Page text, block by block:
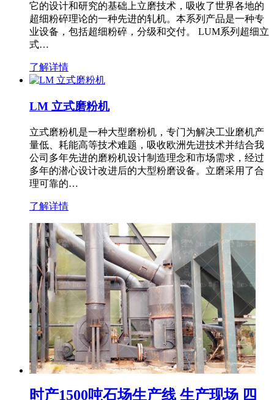
它的设计和研究的基础上立磨技术，吸收了世界各地的
超细粉碎理论的一种先进的轧机。本系列产品是一种专
业设备，包括超细粉碎，分级和交付。 LUM系列超细立
式…
了解详情
LM 立式磨粉机
立式磨粉机是一种大型磨粉机，专门为解决工业磨机产
量低、耗能高等技术难题，吸收欧洲先进技术并结合我
公司多年先进的磨粉机设计制造理念和市场需求，经过
多年的潜心设计改进后的大型粉磨设备。立磨采用了合
理可靠的…
了解详情
时产1500吨石场生产线 生产现场 四